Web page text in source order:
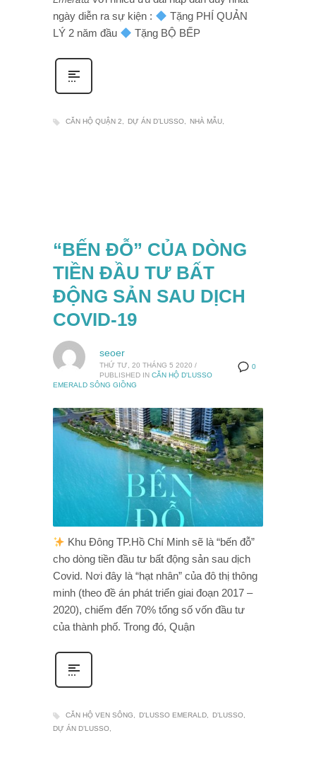
ngày diễn ra sự kiện :
Tặng PHÍ QUẢN
LÝ 2 năm đầu
Tặng BỘ BẾP
CĂN HỘ QUẬN 2 DỰ ÁN D’LUSSO NHÀ MẪU
“BẾN ĐỖ” CỦA DÒNG
TIỀN ĐẦU TƯ BẤT
ĐỘNG SẢN SAU DỊCH
COVID-19
0
seoer
THỨ TƯ, 20 THÁNG 5 2020 /
PUBLISHED IN CĂN HỘ D'LUSSO
EMERALD SÔNG GIỒNG
Khu Đông TP.Hồ Chí Minh sẽ là “bến đỗ”
cho dòng tiền đầu tư bất động sản sau dịch
Covid. Nơi đây là “hạt nhân” của đô thị thông
minh (theo đề án phát triển giai đoạn 2017 –
2020), chiếm đến 70% tổng số vốn đầu tư
của thành phố. Trong đó, Quận
CĂN HỘ VEN SÔNG D'LUSSO EMERALD
D’LUSSO
DỰ ÁN D’LUSSO